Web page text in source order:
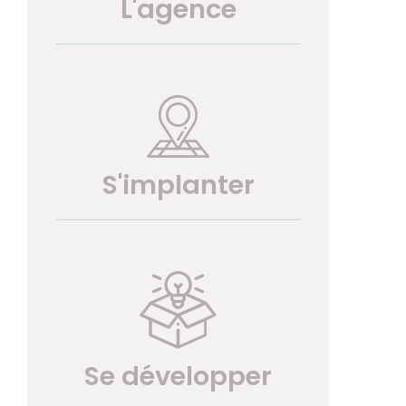
L'agence
S'implanter
Se développer